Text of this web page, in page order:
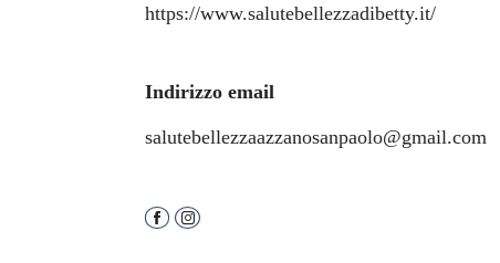
https://www.salutebellezzadibetty.it/
Indirizzo email
salutebellezzaazzanosanpaolo@gmail.com